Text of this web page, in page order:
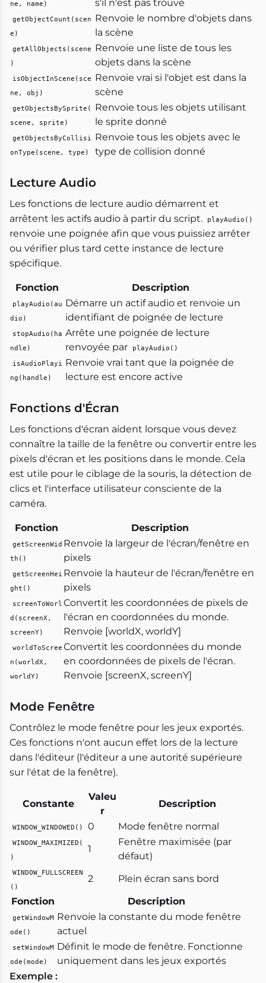
ne, name) s'il n'est pas trouvé
getObjectCount(scen
e)
Renvoie le nombre d'objets dans
la scène
getAllObjects(scene
)
Renvoie une liste de tous les
objets dans la scène
isObjectInScene(sce
ne, obj)
Renvoie vrai si l'objet est dans la
scène
getObjectsBySprite(
scene, sprite)
Renvoie tous les objets utilisant
le sprite donné
getObjectsByCollisi
onType(scene, type)
Renvoie tous les objets avec le
type de collision donné
Lecture Audio
Les fonctions de lecture audio démarrent et
arrêtent les actifs audio à partir du script.
playAudio()
renvoie une poignée afin que vous puissiez arrêter
ou vérifier plus tard cette instance de lecture
spécifique.
Fonction Description
playAudio(au
dio)
Démarre un actif audio et renvoie un
identifiant de poignée de lecture
stopAudio(ha
ndle)
Arrête une poignée de lecture
renvoyée par
playAudio()
isAudioPlayi
ng(handle)
Renvoie vrai tant que la poignée de
lecture est encore active
Fonctions d'Écran
Les fonctions d'écran aident lorsque vous devez
connaître la taille de la fenêtre ou convertir entre les
pixels d'écran et les positions dans le monde. Cela
est utile pour le ciblage de la souris, la détection de
clics et l'interface utilisateur consciente de la
caméra.
Fonction Description
getScreenWid
th()
Renvoie la largeur de l'écran/fenêtre en
pixels
getScreenHei
ght()
Renvoie la hauteur de l'écran/fenêtre en
pixels
screenToWorl
d(screenX,
screenY)
Convertit les coordonnées de pixels de
l'écran en coordonnées du monde.
Renvoie [worldX, worldY]
worldToScree
n(worldX,
worldY)
Convertit les coordonnées du monde
en coordonnées de pixels de l'écran.
Renvoie [screenX, screenY]
Mode Fenêtre
Contrôlez le mode fenêtre pour les jeux exportés.
Ces fonctions n'ont aucun effet lors de la lecture
dans l'éditeur (l'éditeur a une autorité supérieure
sur l'état de la fenêtre).
Constante
Valeu
r
Description
WINDOW_WINDOWED() 0 Mode fenêtre normal
WINDOW_MAXIMIZED(
)
1
Fenêtre maximisée (par
défaut)
WINDOW_FULLSCREEN
()
2
Plein écran sans bord
Fonction
Description
getWindowM
ode()
Renvoie la constante du mode fenêtre
actuel
setWindowM
ode(mode)
Définit le mode de fenêtre. Fonctionne
uniquement dans les jeux exportés
Exemple :